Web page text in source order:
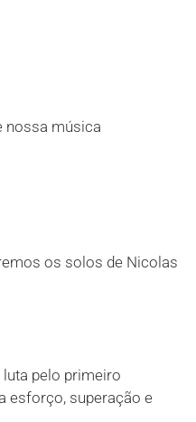
nossa música
os solos de Nicolas
pelo primeiro
esforço, superação e